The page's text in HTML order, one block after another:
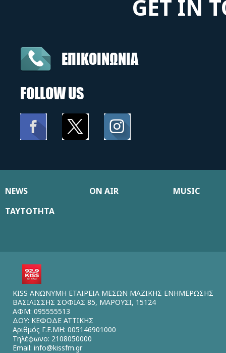
GET IN
ΕΠΙΚΟΙΝΩΝΙΑ
FOLLOW US
NEWS ON AIR
MUSIC
ΤΑΥΤΟΤΗΤΑ
KISS ΑΝΩΝΥΜΗ ΕΤΑΙΡΕΙΑ ΜΕΣΩΝ ΜΑΖΙΚΗΣ ΕΝΗΜΕΡΩΣΗΣ
ΒΑΣΙΛΙΣΣΗΣ ΣΟΦΙΑΣ 85, ΜΑΡΟΥΣΙ, 15124
ΑΦΜ: 095555513
ΔΟΥ: ΚΕΦΟΔΕ ΑΤΤΙΚΗΣ
Αριθμός Γ.Ε.ΜΗ: 005146901000
Τηλέφωνο: 2108050000
Email: info@kissfm.gr